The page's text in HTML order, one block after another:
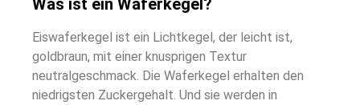
Eiswaferkegel ist ein Lichtkegel, der leicht ist,
goldbraun, mit einer knusprigen Textur
neutralgeschmack. Die Waferkegel erhalten den
niedrigsten Zuckergehalt. Und sie werden in